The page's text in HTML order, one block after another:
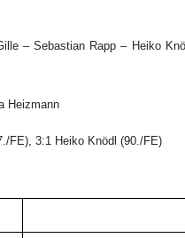
– Sebastian Rapp – Heiko
Heizmann
FE), 3:1 Heiko Knödl (90./FE)